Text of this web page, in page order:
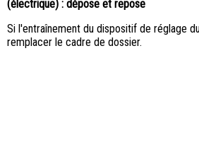
(électrique) : dépose et repose
Si l'entraînement du dispositif de réglage
remplacer le cadre de dossier.